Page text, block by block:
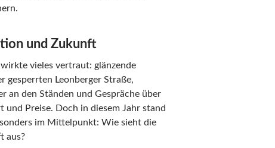
und Zukunft
vieles vertraut: glänzende
gesperrten Leonberger Straße,
an den Ständen und Gespräche über
und Preise. Doch in diesem Jahr stand
im Mittelpunkt: Wie sieht die
aus?